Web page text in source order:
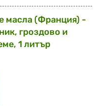
масла (Франция) -
гроздово и
1 литър